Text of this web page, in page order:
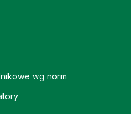
wg norm